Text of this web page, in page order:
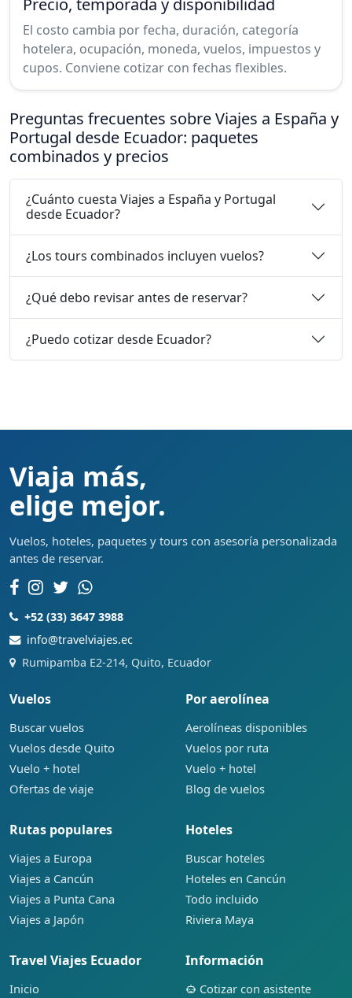
Precio, temporada y disponibilidad
El costo cambia por fecha, duración, categoría
hotelera, ocupación, moneda, vuelos, impuestos y
cupos. Conviene cotizar con fechas flexibles.
Preguntas frecuentes sobre Viajes a España y
Portugal desde Ecuador: paquetes
combinados y precios
¿Cuánto cuesta Viajes a España y Portugal
desde Ecuador?
¿Los tours combinados incluyen vuelos?
¿Qué debo revisar antes de reservar?
¿Puedo cotizar desde Ecuador?
Viaja más,
elige mejor.
Vuelos, hoteles, paquetes y tours con asesoría personalizada
antes de reservar.
+52 (33) 3647 3988
info@travelviajes.ec
Rumipamba E2-214, Quito, Ecuador
Vuelos
Buscar vuelos
Vuelos desde Quito
Vuelo + hotel
Ofertas de viaje
Por aerolínea
Aerolíneas disponibles
Vuelos por ruta
Vuelo + hotel
Blog de vuelos
Rutas populares
Viajes a Europa
Viajes a Cancún
Viajes a Punta Cana
Viajes a Japón
Hoteles
Buscar hoteles
Hoteles en Cancún
Todo incluido
Riviera Maya
Travel Viajes Ecuador
Inicio
Información
Cotizar con asistente